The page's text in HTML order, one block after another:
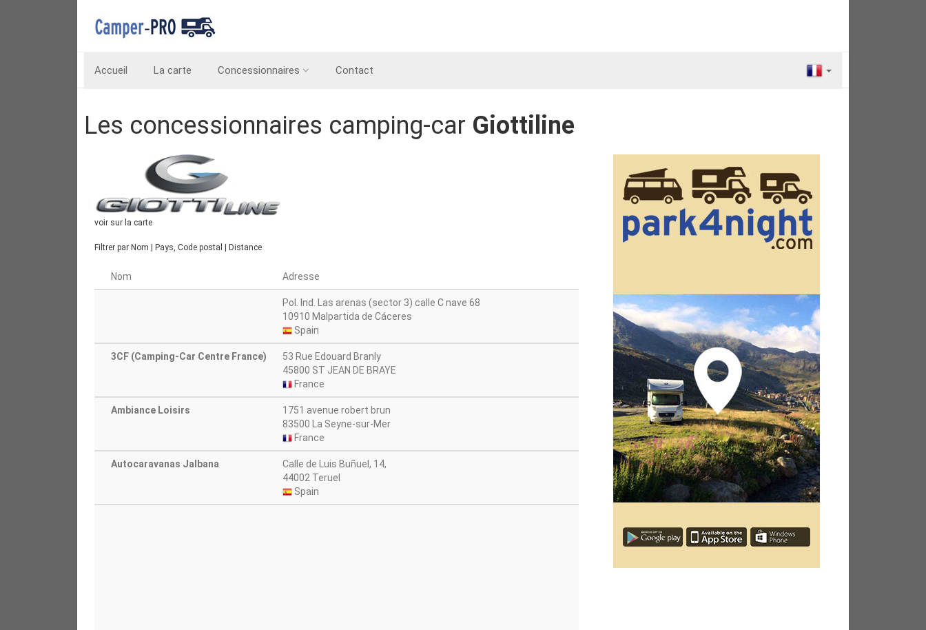
Accueil La carte Concessionnaires Contact
Les concessionnaires camping-car Giottiline
voir sur la carte
Filtrer par Nom Pays, Code postal Distance
Nom Adresse
Pol. Ind. Las arenas (sector 3) calle C nave 68
10910 Malpartida de Cáceres
Spain
3CF (Camping-Car Centre France)
53 Rue Edouard Branly
45800 ST JEAN DE BRAYE
France
Ambiance Loisirs
1751 avenue robert brun
83500 La Seyne-sur-Mer
France
Autocaravanas Jalbana
Calle de Luis Buñuel, 14,
44002 Teruel
Spain